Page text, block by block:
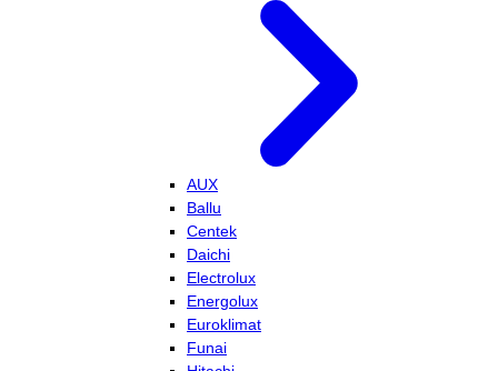
AUX
Ballu
Centek
Daichi
Electrolux
Energolux
Euroklimat
Funai